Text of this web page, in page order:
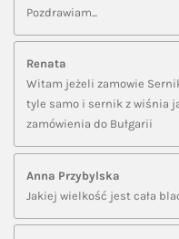
Pozdrawiam...
Renata
Witam jeżeli zamowie
tyle samo i sernik z wiśnia
zamówienia do Bułgarii
Anna Przybylska
Jakiej wielkość jest cała